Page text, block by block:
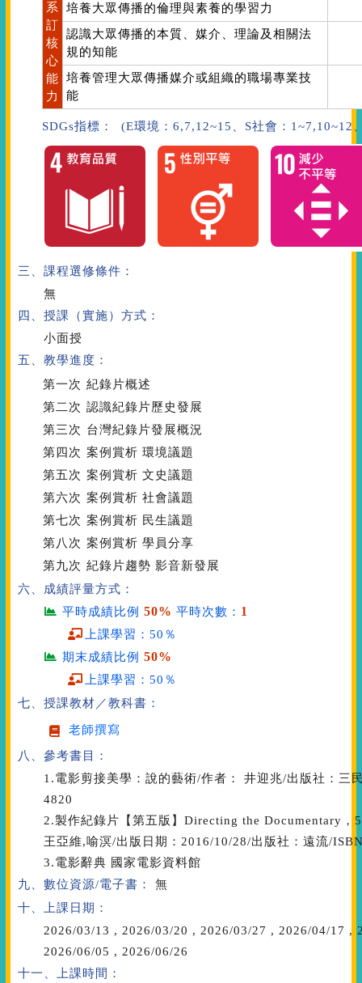
系
訂
核
心
能
力
培養大眾傳播的倫理與素養的學習力
認識大眾傳播的本質、媒介、理論及相關法
規的知能
培養管理大眾傳播媒介或組織的職場專業技
能
SDGs指標： (E環境：6,7,12~15、S社會：
三、課程選修條件：
無
四、授課（實施）方式：
小面授
五、教學進度：
第一次 紀錄片概述
第二次 認識紀錄片歷史發展
第三次 台灣紀錄片發展概況
第四次 案例賞析 環境議題
第五次 案例賞析 文史議題
第六次 案例賞析 社會議題
第七次 案例賞析 民生議題
第八次 案例賞析 學員分享
第九次 紀錄片趨勢 影音新發展
六、成績評量方式：
平時成績比例50% 平時次數： 1
上課學習：50％
期末成績比例50%
上課學習：50％
七、授課教材／教科書：
老師撰寫
八、參考書目：
1.電影剪接美學：說的藝術/作者： 井迎兆/出版社：三
4820
2.製作紀錄片【第五版】Directing the Documentary
王亞維,喻溟/出版日期：2016/10/28/出版社：遠流/
3.電影辭典 國家電影資料館
九、數位資源/電子書：
無
十、上課日期：
2026/03/13 , 2026/03/20 , 2026/03/27 , 2026/04/17 ,
2026/06/05 , 2026/06/26
十一、上課時間：